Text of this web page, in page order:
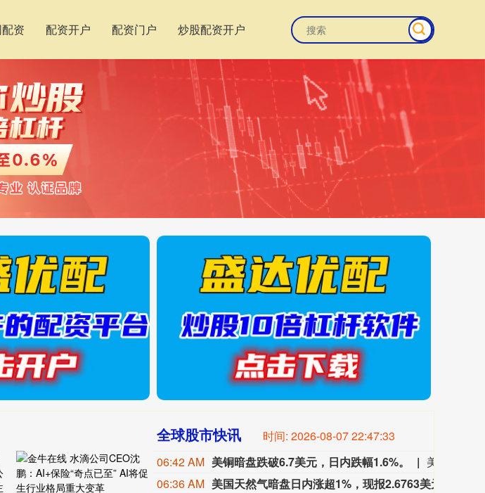
资 配资开户 配资门户 炒股配资开户
全球股市快讯 时间: 2026-08-07 22:47:35
06:42 AM 美铜暗盘跌破6.7美元，日内跌幅1.6%。
06:36 AM